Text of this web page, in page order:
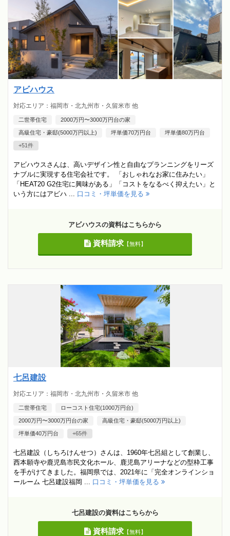
アビハウス
対応エリア：福岡市・北九州市・久留米市 他
二世帯住宅 2000万円〜3000万円台の家
高級住宅・豪邸(5000万円以上) 坪単価70万円台 坪単価80万円台
+51件
アビハウスさんは、高いデザイン性と自由なプランニングをリーズ
ナブルに実現する住宅会社です。 「おしゃれなお家に住みたい」
「HEAT20 G2住宅に興味がある」「コストをなるべく抑えたい」と
いう方にはアビハ ... 口コミ・坪単価を見る
アビハウスの資料はこちらから
資料請求【無料】
七呂建設
対応エリア：福岡市・北九州市・久留米市 他
二世帯住宅 ローコスト住宅(1000万円台)
2000万円〜3000万円台の家 高級住宅・豪邸(5000万円以上)
坪単価40万円台 +65件
七呂建設（しちろけんせつ）さんは、1960年七呂組として創業し、
西本願寺や鹿児島市民文化ホール、鹿児島アリーナなどの型枠工事
を手がけてきました。福岡県では、2021年に「完全オンラインショ
ールーム 七呂建設福岡 ... 口コミ・坪単価を見る
七呂建設の資料はこちらから
資料請求【無料】